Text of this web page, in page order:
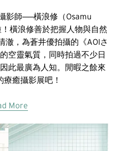
影師──橫浪修（Osamu
橫浪修善於把握人物與自然
澈，為蒼井優拍攝的《AOIさ
空靈氣質，同時拍過不少日
此最廣為人知。閒暇之餘來
癒攝影展吧！
More